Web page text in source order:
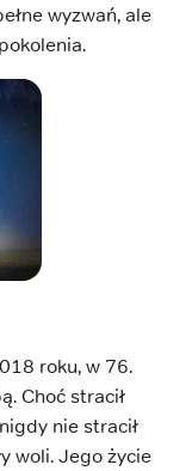
wyzwań, ale
roku, w 76.
Choć stracił
nie stracił
woli. Jego życie